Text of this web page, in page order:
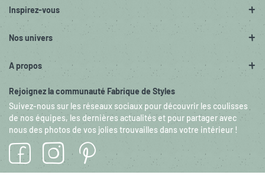
Inspirez-vous
Nos univers
A propos
Rejoignez la communauté Fabrique de Styles
Suivez-nous sur les réseaux sociaux pour découvrir les coulisses
de nos équipes, les dernières actualités et pour partager avec
nous des photos de vos jolies trouvailles dans votre intérieur !